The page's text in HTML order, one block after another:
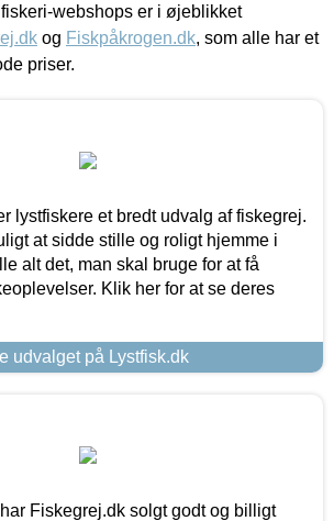
webshops er i øjeblikket
og Fiskpåkrogen.dk, som alle har et
priser.
lystfiskere et bredt udvalg af fiskegrej.
at sidde stille og roligt hjemme i
alt det, man skal bruge for at få
Klik her for at se deres
udvalget på Lystfisk.dk
har Fiskegrej.dk solgt godt og billigt